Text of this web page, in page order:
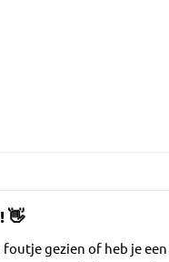
👋
foutje gezien of heb je een